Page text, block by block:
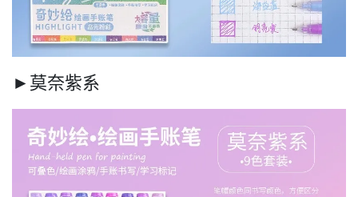
►莫奈紫系